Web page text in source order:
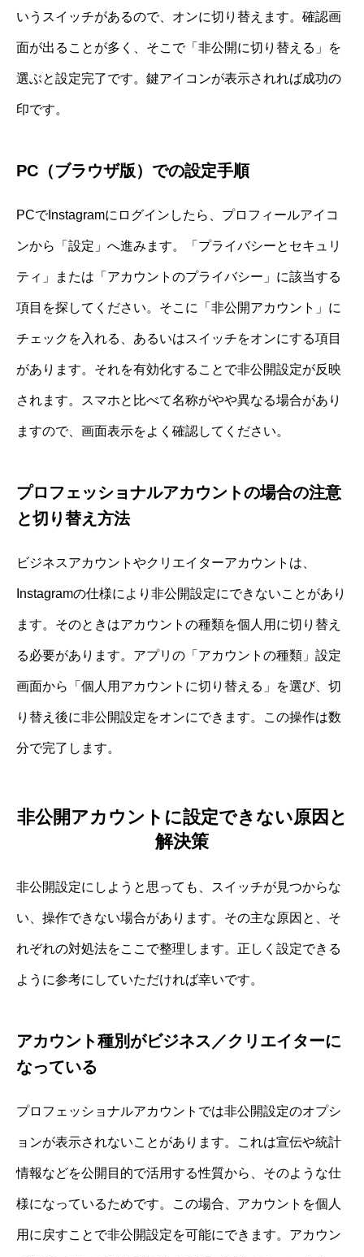
いうスイッチがあるので、オンに切り替えます。確認画
面が出ることが多く、そこで「非公開に切り替える」を
選ぶと設定完了です。鍵アイコンが表示されれば成功の
印です。
PC（ブラウザ版）での設定手順
PCでInstagramにログインしたら、プロフィールアイコ
ンから「設定」へ進みます。「プライバシーとセキュリ
ティ」または「アカウントのプライバシー」に該当する
項目を探してください。そこに「非公開アカウント」に
チェックを入れる、あるいはスイッチをオンにする項目
があります。それを有効化することで非公開設定が反映
されます。スマホと比べて名称がやや異なる場合があり
ますので、画面表示をよく確認してください。
プロフェッショナルアカウントの場合の注意
と切り替え方法
ビジネスアカウントやクリエイターアカウントは、
Instagramの仕様により非公開設定にできないことがあり
ます。そのときはアカウントの種類を個人用に切り替え
る必要があります。アプリの「アカウントの種類」設定
画面から「個人用アカウントに切り替える」を選び、切
り替え後に非公開設定をオンにできます。この操作は数
分で完了します。
非公開アカウントに設定できない原因と
解決策
非公開設定にしようと思っても、スイッチが見つからな
い、操作できない場合があります。その主な原因と、そ
れぞれの対処法をここで整理します。正しく設定できる
ように参考にしていただければ幸いです。
アカウント種別がビジネス／クリエイターに
なっている
プロフェッショナルアカウントでは非公開設定のオプシ
ョンが表示されないことがあります。これは宣伝や統計
情報などを公開目的で活用する性質から、そのような仕
様になっているためです。この場合、アカウントを個人
用に戻すことで非公開設定を可能にできます。アカウン